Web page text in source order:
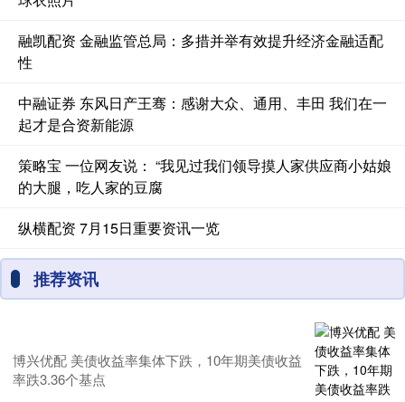
融凯配资 金融监管总局：多措并举有效提升经济金融适配
性
中融证券 东风日产王骞：感谢大众、通用、丰田 我们在一
起才是合资新能源
策略宝 一位网友说： “我见过我们领导摸人家供应商小姑娘
的大腿，吃人家的豆腐
纵横配资 7月15日重要资讯一览
推荐资讯
博兴优配 美债收益率集体下跌，10年期美债收益
率跌3.36个基点